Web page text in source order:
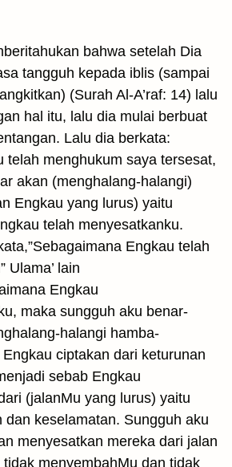
bahwa setelah Dia
tangguh kepada iblis (sampai
(Surah Al-A’raf: 14) lalu
hal itu, lalu dia mulai berbuat
Lalu dia berkata:
telah menghukum saya tersesat,
akan (menghalang-halangi)
Engkau yang lurus) yaitu
telah menyesatkanku.
Engkau telah
Ulama’ lain
Engkau
maka sungguh aku benar-
halangi hamba-
ciptakan dari keturunan
sebab Engkau
(jalanMu yang lurus) yaitu
dan keselamatan. Sungguh aku
menyesatkan mereka dari jalan
menyembahMu dan tidak